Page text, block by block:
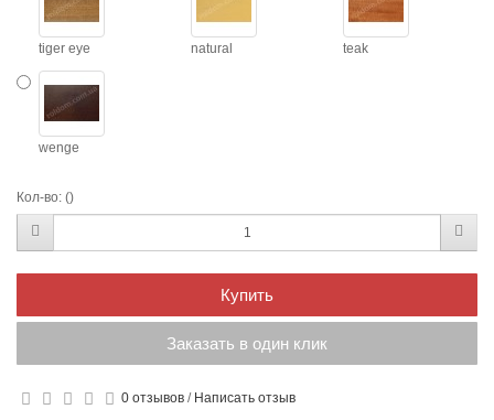
tiger eye natural teak
wenge
Кол-во: ()
Купить
Заказать в один клик
0 отзывов / Написать отзыв